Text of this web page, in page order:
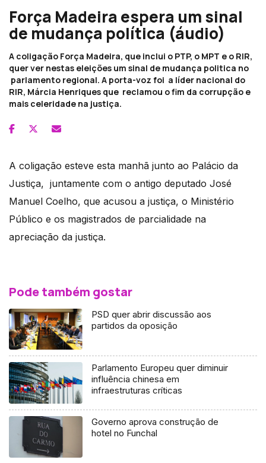
Força Madeira espera um sinal
de mudança política (áudio)
A coligação Força Madeira, que inclui o PTP, o MPT e o RIR,
quer ver nestas eleições um sinal de mudança politica no
parlamento regional. A porta-voz foi a líder nacional do
RIR, Márcia Henriques que reclamou o fim da corrupção e
mais celeridade na justiça.
A coligação esteve esta manhã junto ao Palácio da
Justiça, juntamente com o antigo deputado José
Manuel Coelho, que acusou a justiça, o Ministério
Público e os magistrados de parcialidade na
apreciação da justiça.
Pode também gostar
PSD quer abrir discussão aos
partidos da oposição
Parlamento Europeu quer diminuir
influência chinesa em
infraestruturas críticas
Governo aprova construção de
hotel no Funchal